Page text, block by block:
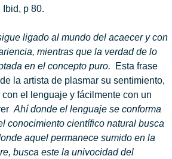
p 80.
ligado al mundo del acaecer y con
mientras que la verdad de lo
en el concepto puro.
Esta frase
la artista de plasmar su sentimiento,
el lenguaje y fácilmente con un
Ahí donde el lenguaje se conforma
conocimiento científico natural busca
aquel permanece sumido en la
busca este la univocidad del